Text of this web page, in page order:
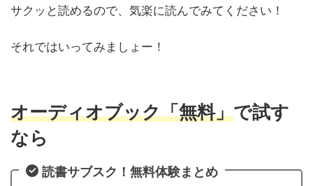
サクッと読めるので、気楽に読んでみてください！
それではいってみましょー！
オーディオブック「無料」で試す
なら
読書サブスク！無料体験まとめ